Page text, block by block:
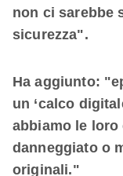
non ci sarebbe
sicurezza".
Ha aggiunto:
un ‘calco
abbiamo le loro
danneggiato o
originali."